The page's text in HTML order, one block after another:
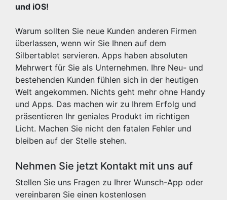
und iOS!
Warum sollten Sie neue Kunden anderen Firmen
überlassen, wenn wir Sie Ihnen auf dem
Silbertablet servieren. Apps haben absoluten
Mehrwert für Sie als Unternehmen. Ihre Neu- und
bestehenden Kunden fühlen sich in der heutigen
Welt angekommen. Nichts geht mehr ohne Handy
und Apps. Das machen wir zu Ihrem Erfolg und
präsentieren Ihr geniales Produkt im richtigen
Licht. Machen Sie nicht den fatalen Fehler und
bleiben auf der Stelle stehen.
Nehmen Sie jetzt Kontakt mit uns auf
Stellen Sie uns Fragen zu Ihrer Wunsch-App oder
vereinbaren Sie einen kostenlosen